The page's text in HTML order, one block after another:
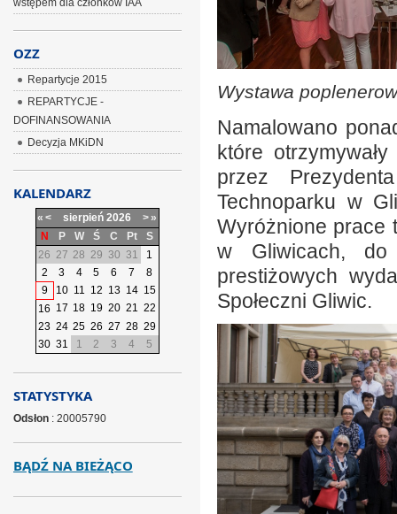
Wystawa
Namalowano
które
przez
Technoparku w
Wyróżnione prace
w Gliwicach,
prestiżowych
Społeczni Gliwic.
wstępem dla członków IAA
OZZ
Repartycje 2015
REPARTYCJE -
DOFINANSOWANIA
Decyzja MKiDN
KALENDARZ
« < sierpień 2026 >»
N
P W Ś C Pt
S
26 27 28 29 30 31
1
2
3 4 5 6 7
8
9
10 11 12 13 14 15
16 17 18 19 20 21 22
23 24 25 26 27 28 29
30 31 1 2 3 4 5
STATYSTYKA
Odsłon: 20005790
BĄDŹ NA BIEŻĄCO